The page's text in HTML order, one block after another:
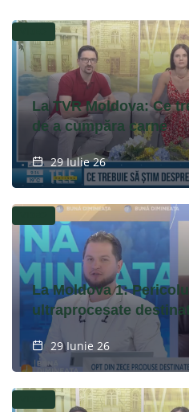
La TVR Moldova: Ce
de a cumpăra carne
29 Iulie 26
La Moldova 1:
ultraprocesate
29 Iunie 26